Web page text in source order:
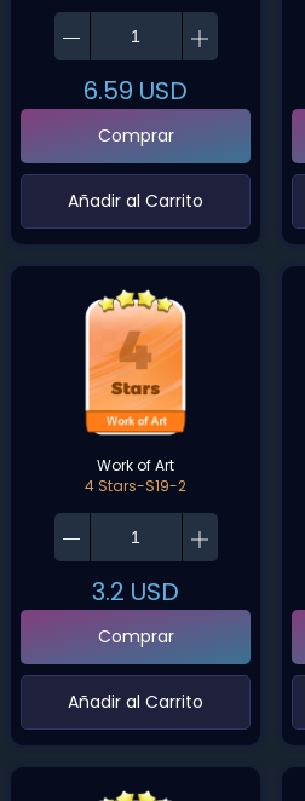
6.59 USD
Comprar
‌Añadir al Carrito‌
Work of Art
4 Stars-S19-2
3.2 USD
Comprar
‌Añadir al Carrito‌